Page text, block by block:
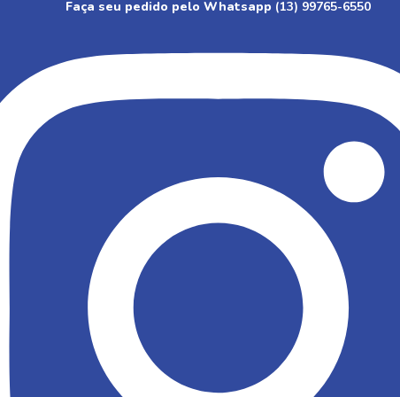
Faça seu pedido pelo Whatsapp (13) 99765-6550